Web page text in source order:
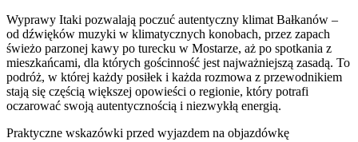
Wyprawy Itaki pozwalają poczuć autentyczny klimat Bałkanów –
od dźwięków muzyki w klimatycznych konobach, przez zapach
świeżo parzonej kawy po turecku w Mostarze, aż po spotkania z
mieszkańcami, dla których gościnność jest najważniejszą zasadą. To
podróż, w której każdy posiłek i każda rozmowa z przewodnikiem
stają się częścią większej opowieści o regionie, który potrafi
oczarować swoją autentycznością i niezwykłą energią.
Praktyczne wskazówki przed wyjazdem na objazdówkę